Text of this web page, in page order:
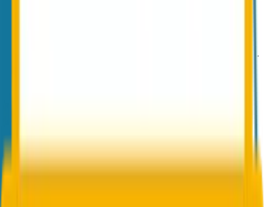
PGP-Key erhalten einen sicheren Link zum geschützten Web-Portal.
Quelle: nospamproxy.de, Funktionsbeschreibung Encryption-
Modul.